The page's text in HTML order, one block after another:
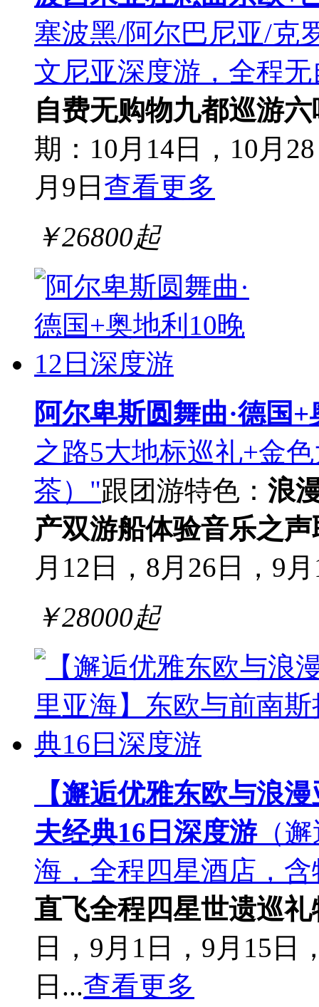
塞波黑/阿尔巴尼亚/克
文尼亚深度游，全程
自费无购物九都巡游六
期：10月14日，10月
月9日 查看更多
￥26800起
阿尔卑斯圆舞曲·德国
之路5大地标巡礼+金
茶）"跟团游特色： 浪
产双游船体验音乐之
月12日，8月26日，9
￥28000起
【邂逅优雅东欧与浪
夫经典16日深度游（
海，全程四星酒店，
直飞全程四星世遗巡礼
日，9月1日，9月15日
日...查看更多